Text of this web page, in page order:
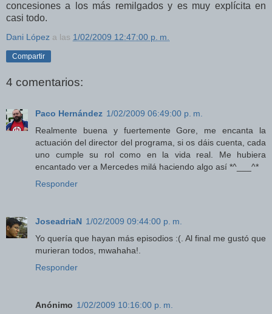
concesiones a los más remilgados y es muy explícita en
casi todo.
Dani López a las 1/02/2009 12:47:00 p. m.
Compartir
4 comentarios:
Paco Hernández 1/02/2009 06:49:00 p. m.
Realmente buena y fuertemente Gore, me encanta la
actuación del director del programa, si os dáis cuenta, cada
uno cumple su rol como en la vida real. Me hubiera
encantado ver a Mercedes milá haciendo algo así *^___^*
Responder
JoseadriaN 1/02/2009 09:44:00 p. m.
Yo quería que hayan más episodios :(. Al final me gustó que
murieran todos, mwahaha!.
Responder
Anónimo 1/02/2009 10:16:00 p. m.